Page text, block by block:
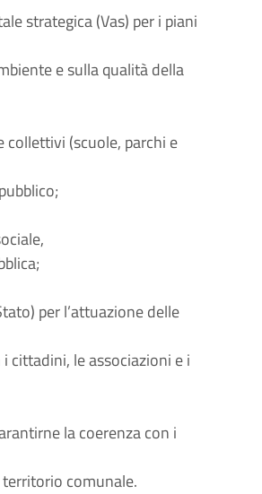
strategica (Vas) per i piani
e sulla qualità della
collettivi (scuole, parchi e
per l’attuazione delle
cittadini, le associazioni e i
la coerenza con i
comunale.